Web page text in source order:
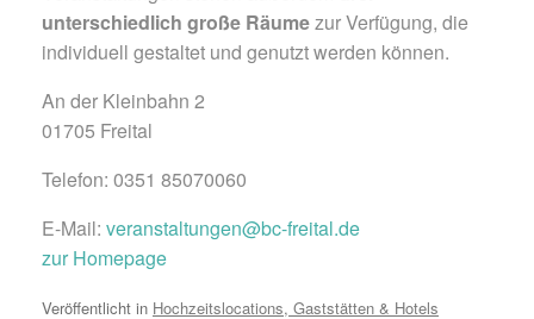
unterschiedlich große Räumezur Verfügung, die
individuell gestaltet und genutzt werden können.
An der Kleinbahn 2
01705 Freital
Telefon: 0351 85070060
E-Mail: veranstaltungen@bc-freital.de
zur Homepage
Veröffentlicht in Hochzeitslocations, Gaststätten & Hotels